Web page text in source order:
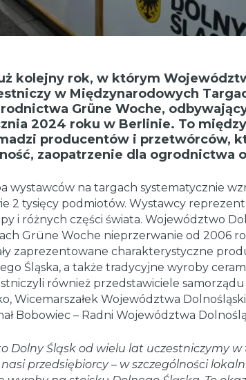
kolejny rok, w którym
w Międzynarodowych
Grüne Woche,
2024 roku w Berlinie. To
producentów i przetwórców,
zaopatrzenie dla ogrodnictwa
wystawców na targach systematycznie
2 tysięcy podmiotów. Wystawcy
i różnych części świata. Województwo
Grüne Woche nieprzerwanie od 2006
zaprezentowane charakterystyczne
Śląska, a także tradycyjne wyroby
również przedstawiciele
Wicemarszałek Województwa
Bobowiec – Radni Województwa
Dolny Śląsk od wielu lat uczestniczymy w
przedsiębiorcy – w szczególności